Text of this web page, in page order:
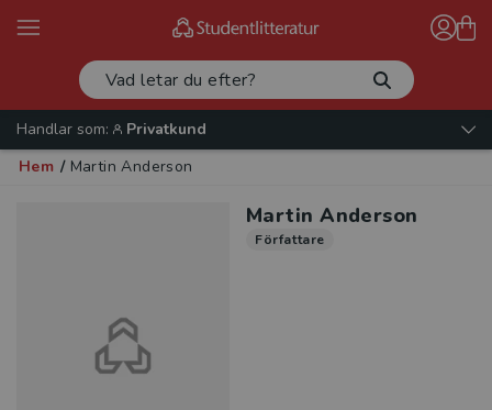
Handlar som:
Privatkund
Hem / Martin Anderson
Martin Anderson
Författare